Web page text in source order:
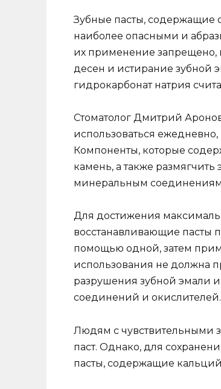
Зубные пасты, содержащие
наиболее опасными и
их применение запрещено,
десен и истирание зубной
гидрокарбонат натрия
Стоматолог Дмитрий
использоваться
Компоненты, которые
камень, а также
минеральным
Для достижения
восстанавливающие пасты
помощью одной, затем
использования не должна
разрушения зубной эмали
соединений и окислителей.
Людям с чувствительными
паст. Однако, для
пасты, содержащие